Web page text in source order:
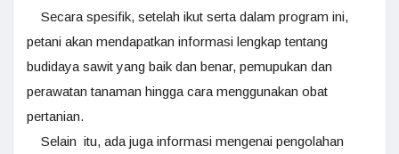
Secara spesifik, setelah ikut serta dalam program ini,
petani akan mendapatkan informasi lengkap tentang
budidaya sawit yang baik dan benar, pemupukan dan
perawatan tanaman hingga cara menggunakan obat
pertanian.
Selain itu, ada juga informasi mengenai pengolahan